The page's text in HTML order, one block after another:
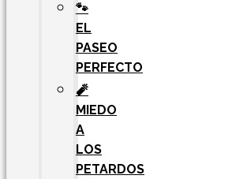
🐾
EL
PASEO
PERFECTO
🧨
MIEDO
A
LOS
PETARDOS